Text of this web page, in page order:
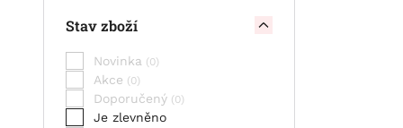
STAND BY BULL CELL OPzV -
článek
STAND BY BULL CELL VLIES SCV
Stav zboží
Novinka
Akce
Doporučený
Je zlevněno